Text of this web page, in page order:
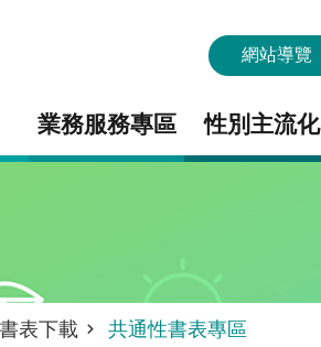
網站導覽
業務服務專區 性別主流化
書表下載 共通性書表專區